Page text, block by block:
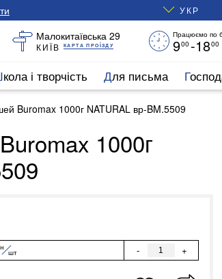
УКР
Малокитаївська 29
КИЇВ КАРТА ПРОЇЗДУ
Працюємо по
900 -1800
Школа і творчість Для письма
Buromax 1000г NATURAL вр-BM.5509
1000г
шт - +